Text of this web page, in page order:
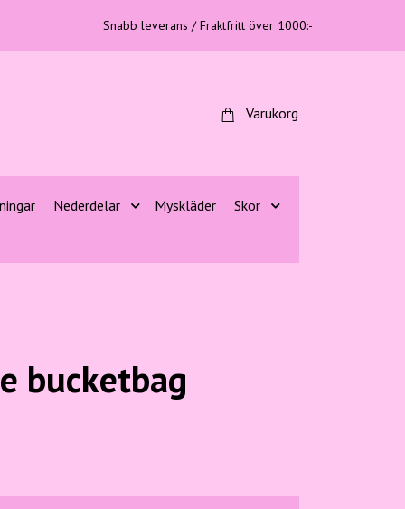
Snabb leverans / Fraktfritt över 1000:-
Varukorg
Nederdelar Myskläder
Skor
bucketbag